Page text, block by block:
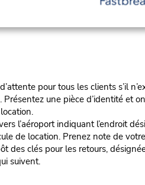
pour tous les clients s’il
une pièce d’identité et
l’aéroport indiquant l’endroit
de location. Prenez note de
des clés pour les retours,
suivent.